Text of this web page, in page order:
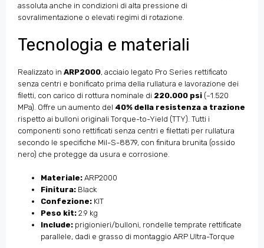
assoluta anche in condizioni di alta pressione di
sovralimentazione o elevati regimi di rotazione.
Tecnologia e materiali
Realizzato in ARP2000, acciaio legato Pro Series rettificato
senza centri e bonificato prima della rullatura e lavorazione dei
filetti, con carico di rottura nominale di 220.000 psi (~1.520
MPa). Offre un aumento del 40% della resistenza a trazione
rispetto ai bulloni originali Torque-to-Yield (TTY). Tutti i
componenti sono rettificati senza centri e filettati per rullatura
secondo le specifiche Mil-S-8879, con finitura brunita (ossido
nero) che protegge da usura e corrosione.
Materiale: ARP2000
Finitura: Black
Confezione: KIT
Peso kit: 2.9 kg
Include: prigionieri/bulloni, rondelle temprate rettificate
parallele, dadi e grasso di montaggio ARP Ultra-Torque